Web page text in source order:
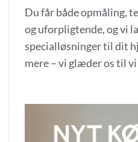
Du får både opmåling,
og uforpligtende, og vi
specialløsninger til dit
mere – vi glæder os til vi